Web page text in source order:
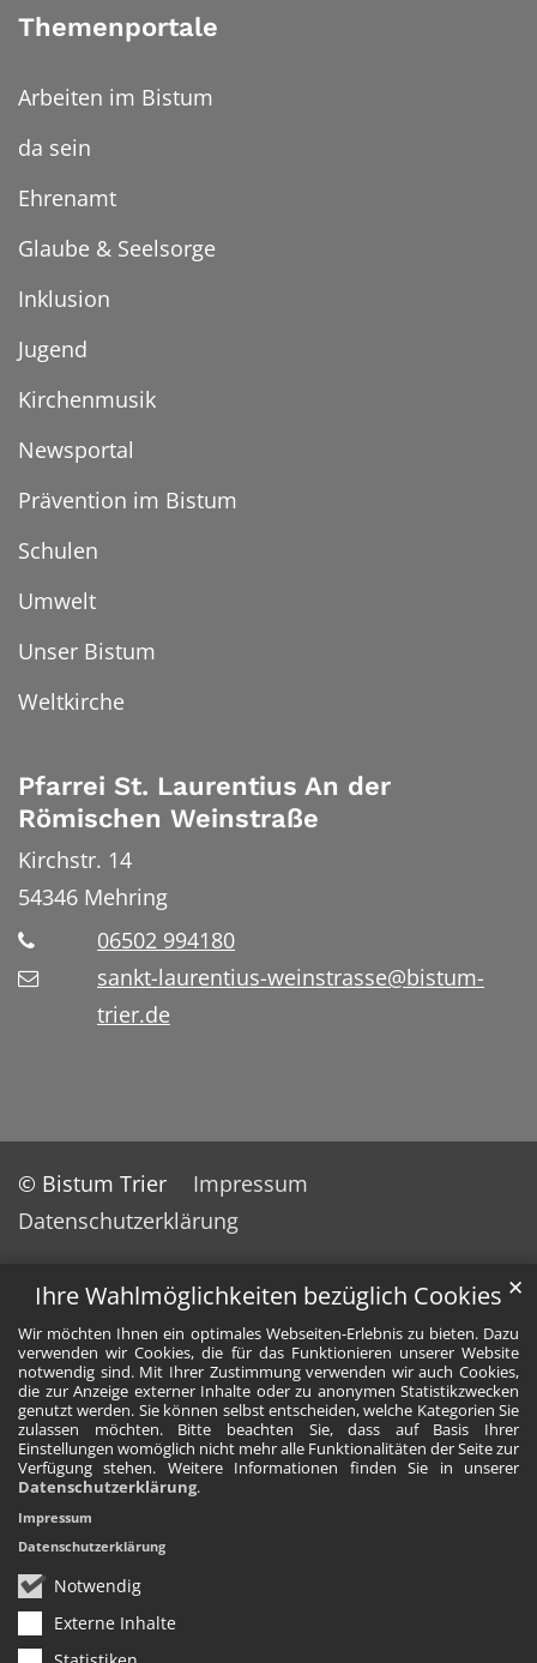
Ihre Wahlmöglichkeiten bezüglich Cookies
Wir möchten Ihnen ein optimales Webseiten-Erlebnis zu bieten. Dazu
verwenden wir Cookies, die für das Funktionieren unserer Website
notwendig sind. Mit Ihrer Zustimmung verwenden wir auch Cookies,
die zur Anzeige externer Inhalte oder zu anonymen Statistikzwecken
genutzt werden. Sie können selbst entscheiden, welche Kategorien Sie
zulassen möchten. Bitte beachten Sie, dass auf Basis Ihrer
Einstellungen womöglich nicht mehr alle Funktionalitäten der Seite zur
Verfügung stehen. Weitere Informationen finden Sie in unserer
Datenschutzerklärung.
Notwendig
Externe Inhalte
✕
Impressum
Datenschutzerklärung
Themenportale
Arbeiten im Bistum
da sein
Ehrenamt
Glaube & Seelsorge
Inklusion
Jugend
Kirchenmusik
Newsportal
Prävention im Bistum
Schulen
Umwelt
Unser Bistum
Weltkirche
Pfarrei St. Laurentius An der
Römischen Weinstraße
Kirchstr. 14
54346 Mehring
06502 994180
sankt-laurentius-weinstrasse@bistum-
trier.de
© Bistum Trier
Impressum
Datenschutzerklärung